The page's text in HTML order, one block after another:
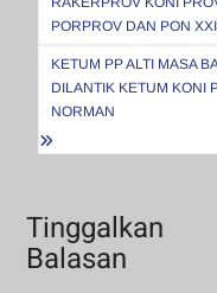
pos
PORPROV DAN PON
KETUM PP ALTI MASA
DILANTIK KETUM KONI
NORMAN
Tinggalkan
Balasan